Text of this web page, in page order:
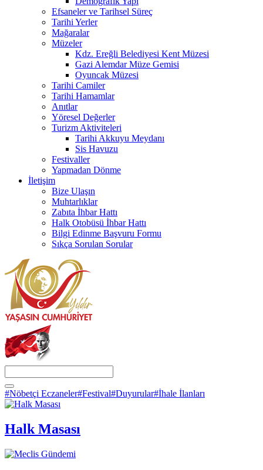
Efsaneler ve Tarihsel Süreç
Tarihi Yerler
Mağaralar
Müzeler
Kdz. Ereğli Belediyesi Kent Müzesi
Gazi Alemdar Müze Gemisi
Oyuncak Müzesi
Tarihi Camiler
Tarihi Hamamlar
Anıtlar
Yöresel Değerler
Turizm Aktiviteleri
Tarihi Akkuyu Meydanı
Sis Havuzu
Festivaller
Yapmadan Dönme
İletişim
Bize Ulaşın
Muhtarlıklar
Zabıta İhbar Hattı
Halk Otobüsü İhbar Hattı
Bilgi Edinme Başvuru Formu
Sıkça Sorulan Sorular
#Nöbetçi Eczaneler#Festival#Duyurular#İhale İlanları
Halk Masası